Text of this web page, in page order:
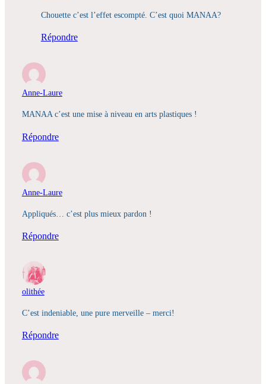
Chouette c’est l’effet escompté. C’est quoi MANAA?
Répondre
Anne-Laure
MANAA c’est une mise à niveau en arts plastiques !
Répondre
Anne-Laure
Appliqués… c’est plus mieux pardon !
Répondre
olithée
C’est indeniable, une pure merveille – merci!
Répondre